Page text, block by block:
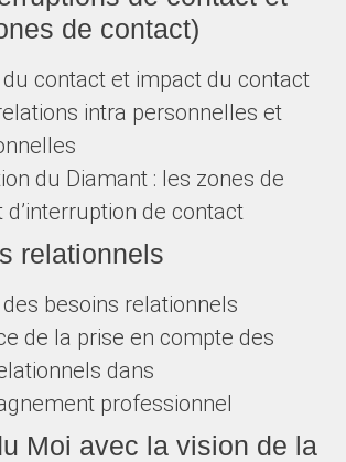
de contact)
contact et impact du contact
intra personnelles et
du Diamant : les zones de
d’interruption de contact
relationnels
besoins relationnels
de la prise en compte des
dans
professionnel
Moi avec la vision de la